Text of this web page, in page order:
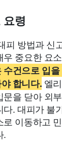
요령
피 방법과 신
중요한 요
건으로 입
합니다. 엘
을 닫아 외
. 대피가 불
이동하고
.